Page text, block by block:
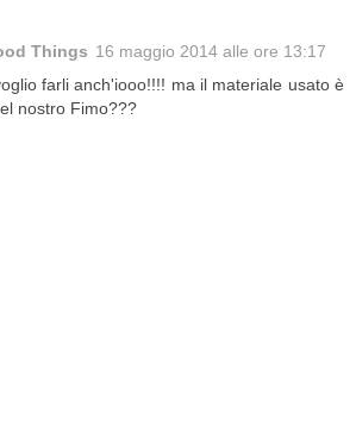
Things 16 maggio 2014 alle ore 13:17
farli anch'iooo!!!! ma il materiale usato è
nostro Fimo???